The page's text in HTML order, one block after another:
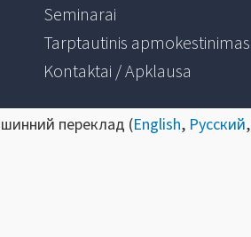
Seminarai
Tarptautinis apmokestinimas
Kontaktai / Apklausa
переклад (English, Русский,